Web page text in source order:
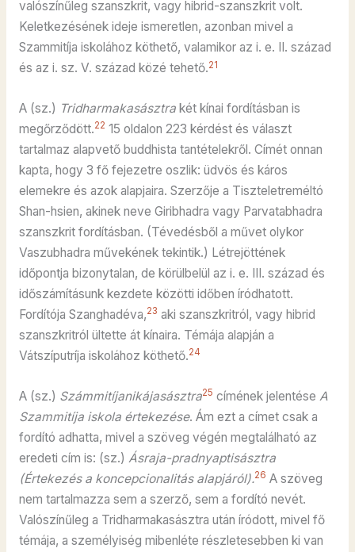
valószínűleg szanszkrit, vagy hibrid-szanszkrit volt.
Keletkezésének ideje ismeretlen, azonban mivel a
Szammitíja iskolához köthető, valamikor az i. e. II. század
és az i. sz. V. század közé tehető.21
A (sz.) Tridharmakasásztra két kínai fordításban is
megőrződött.22 15 oldalon 223 kérdést és választ
tartalmaz alapvető buddhista tantételekről. Címét onnan
kapta, hogy 3 fő fejezetre oszlik: üdvös és káros
elemekre és azok alapjaira. Szerzője a Tiszteletreméltó
Shan-hsien, akinek neve Giribhadra vagy Parvatabhadra
szanszkrit fordításban. (Tévedésből a művet olykor
Vaszubhadra művekének tekintik.) Létrejöttének
időpontja bizonytalan, de körülbelül az i. e. III. század és
időszámításunk kezdete közötti időben íródhatott.
Fordítója Szanghadéva,23 aki szanszkritról, vagy hibrid
szanszkritról ültette át kínaira. Témája alapján a
Vátszíputríja iskolához köthető.24
A (sz.) Számmitíjanikájasásztra25 címének jelentése A
Szammitíja iskola értekezése. Ám ezt a címet csak a
fordító adhatta, mivel a szöveg végén megtalálható az
eredeti cím is: (sz.) Ásraja-pradnyaptisásztra
(Értekezés a koncepcionalitás alapjáról).26 A szöveg
nem tartalmazza sem a szerző, sem a fordító nevét.
Valószínűleg a Tridharmakasásztra után íródott, mivel fő
témája, a személyiség mibenléte részletesebben ki van